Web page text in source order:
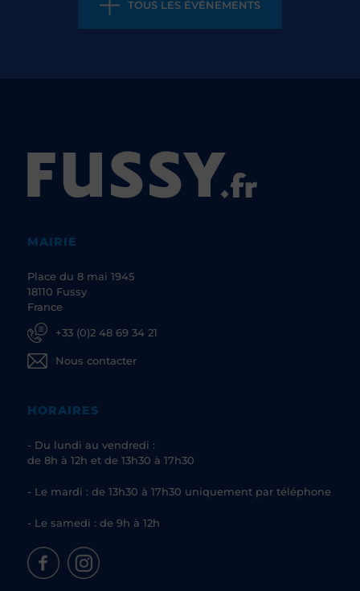
TOUS LES ÉVÉNEMENTS
MAIRIE
Place du 8 mai 1945
18110 Fussy
France
+33 (0)2 48 69 34 21
Nous contacter
HORAIRES
- Du lundi au vendredi :
de 8h à 12h et de 13h30 à 17h30
- Le mardi : de 13h30 à 17h30 uniquement par téléphone
- Le samedi : de 9h à 12h